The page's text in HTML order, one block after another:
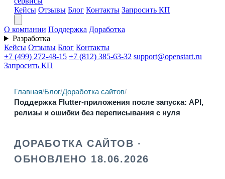
Кейсы Отзывы Блог Контакты Запросить КП
О компании Поддержка Доработка
Разработка
Кейсы Отзывы Блог Контакты
+7 (499) 272-48-15 +7 (812) 385-63-32 support@openstart.ru
Запросить КП
Главная/Блог/Доработка сайтов/
Поддержка Flutter-приложения после запуска: API,
релизы и ошибки без переписывания с нуля
ДОРАБОТКА САЙТОВ ·
ОБНОВЛЕНО 18.06.2026